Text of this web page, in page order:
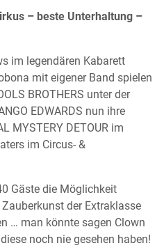
– beste Unterhaltung –
im legendären Kabarett
mit eigener Band spielen
BROTHERS unter der
EDWARDS nun ihre
MYSTERY DETOUR im
im Circus- &
Gäste die Möglichkeit
der Extraklasse
… man könnte sagen Clown
noch nie gesehen haben!